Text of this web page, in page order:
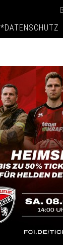
*DATENSCHUTZ